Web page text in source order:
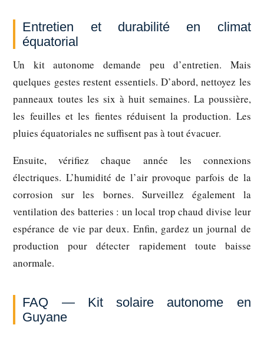
Entretien et durabilité en climat
équatorial
Un kit autonome demande peu d’entretien. Mais
quelques gestes restent essentiels. D’abord, nettoyez les
panneaux toutes les six à huit semaines. La poussière,
les feuilles et les fientes réduisent la production. Les
pluies équatoriales ne suffisent pas à tout évacuer.
Ensuite, vérifiez chaque année les connexions
électriques. L’humidité de l’air provoque parfois de la
corrosion sur les bornes. Surveillez également la
ventilation des batteries : un local trop chaud divise leur
espérance de vie par deux. Enfin, gardez un journal de
production pour détecter rapidement toute baisse
anormale.
FAQ — Kit solaire autonome en
Guyane